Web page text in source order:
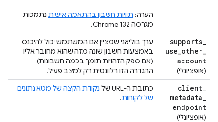
הערה: תוויות חשבון בהתאמה אישית נתמכות
מגרסה Chrome 132.
supports_
use_other_
account
(אופציונלי)
ערך בוליאני שמציין אם המשתמש יכול להיכנס
באמצעות חשבון שונה מזה שהוא מחובר אליו
(אם ספק הזהויות תומך בכמה חשבונות).
ההגדרה הזו רלוונטית רק למצב פעיל.
client_
metadata_
endpoint
(אופציונלי)
כתובת ה-URL של
נקודת הקצה של מטא נתונים
של לקוחות.